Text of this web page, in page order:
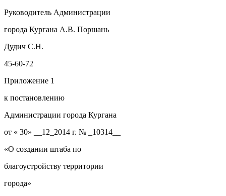
Руководитель Администрации
города Кургана А.В. Поршань
Дудич С.Н.
45-60-72
Приложение 1
к постановлению
Администрации города Кургана
от « 30» __12 _2014 г. № _ 10314
«О создании штаба по
благоустройству территории
города»